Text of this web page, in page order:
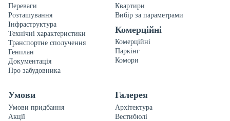
Переваги
Розташування
Інфраструктура
Технічні характеристики
Транспортне сполучення
Генплан
Документація
Про забудовника
Квартири
Вибір за параметрами
Комерційні
Комерційні
Паркінг
Комори
Умови
Умови придбання
Акції
Галерея
Архітектура
Вестибюлі